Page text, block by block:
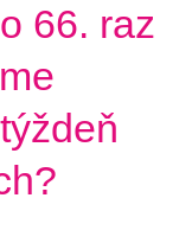
66. raz